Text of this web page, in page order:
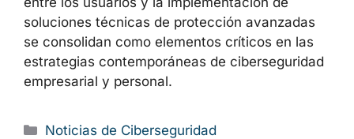
soluciones técnicas de protección avanzadas
se consolidan como elementos críticos en las
estrategias contemporáneas de ciberseguridad
empresarial y personal.
Categorías
Noticias de Ciberseguridad